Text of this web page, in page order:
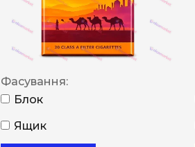
Фасування:
Блок
Ящик